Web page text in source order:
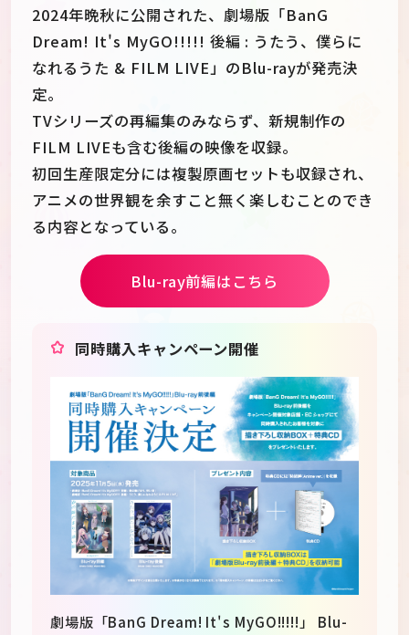
2024年晩秋に公開された、劇場版「BanG
Dream! It's MyGO!!!!! 後編 : うたう、僕らに
なれるうた & FILM LIVE」のBlu-rayが発売決
定。
TVシリーズの再編集のみならず、新規制作の
FILM LIVEも含む後編の映像を収録。
初回生産限定分には複製原画セットも収録され、
アニメの世界観を余すこと無く楽しむことのでき
る内容となっている。
Blu-ray前編はこちら
同時購入キャンペーン開催
劇場版「BanG Dream! It's MyGO!!!!!」 Blu-